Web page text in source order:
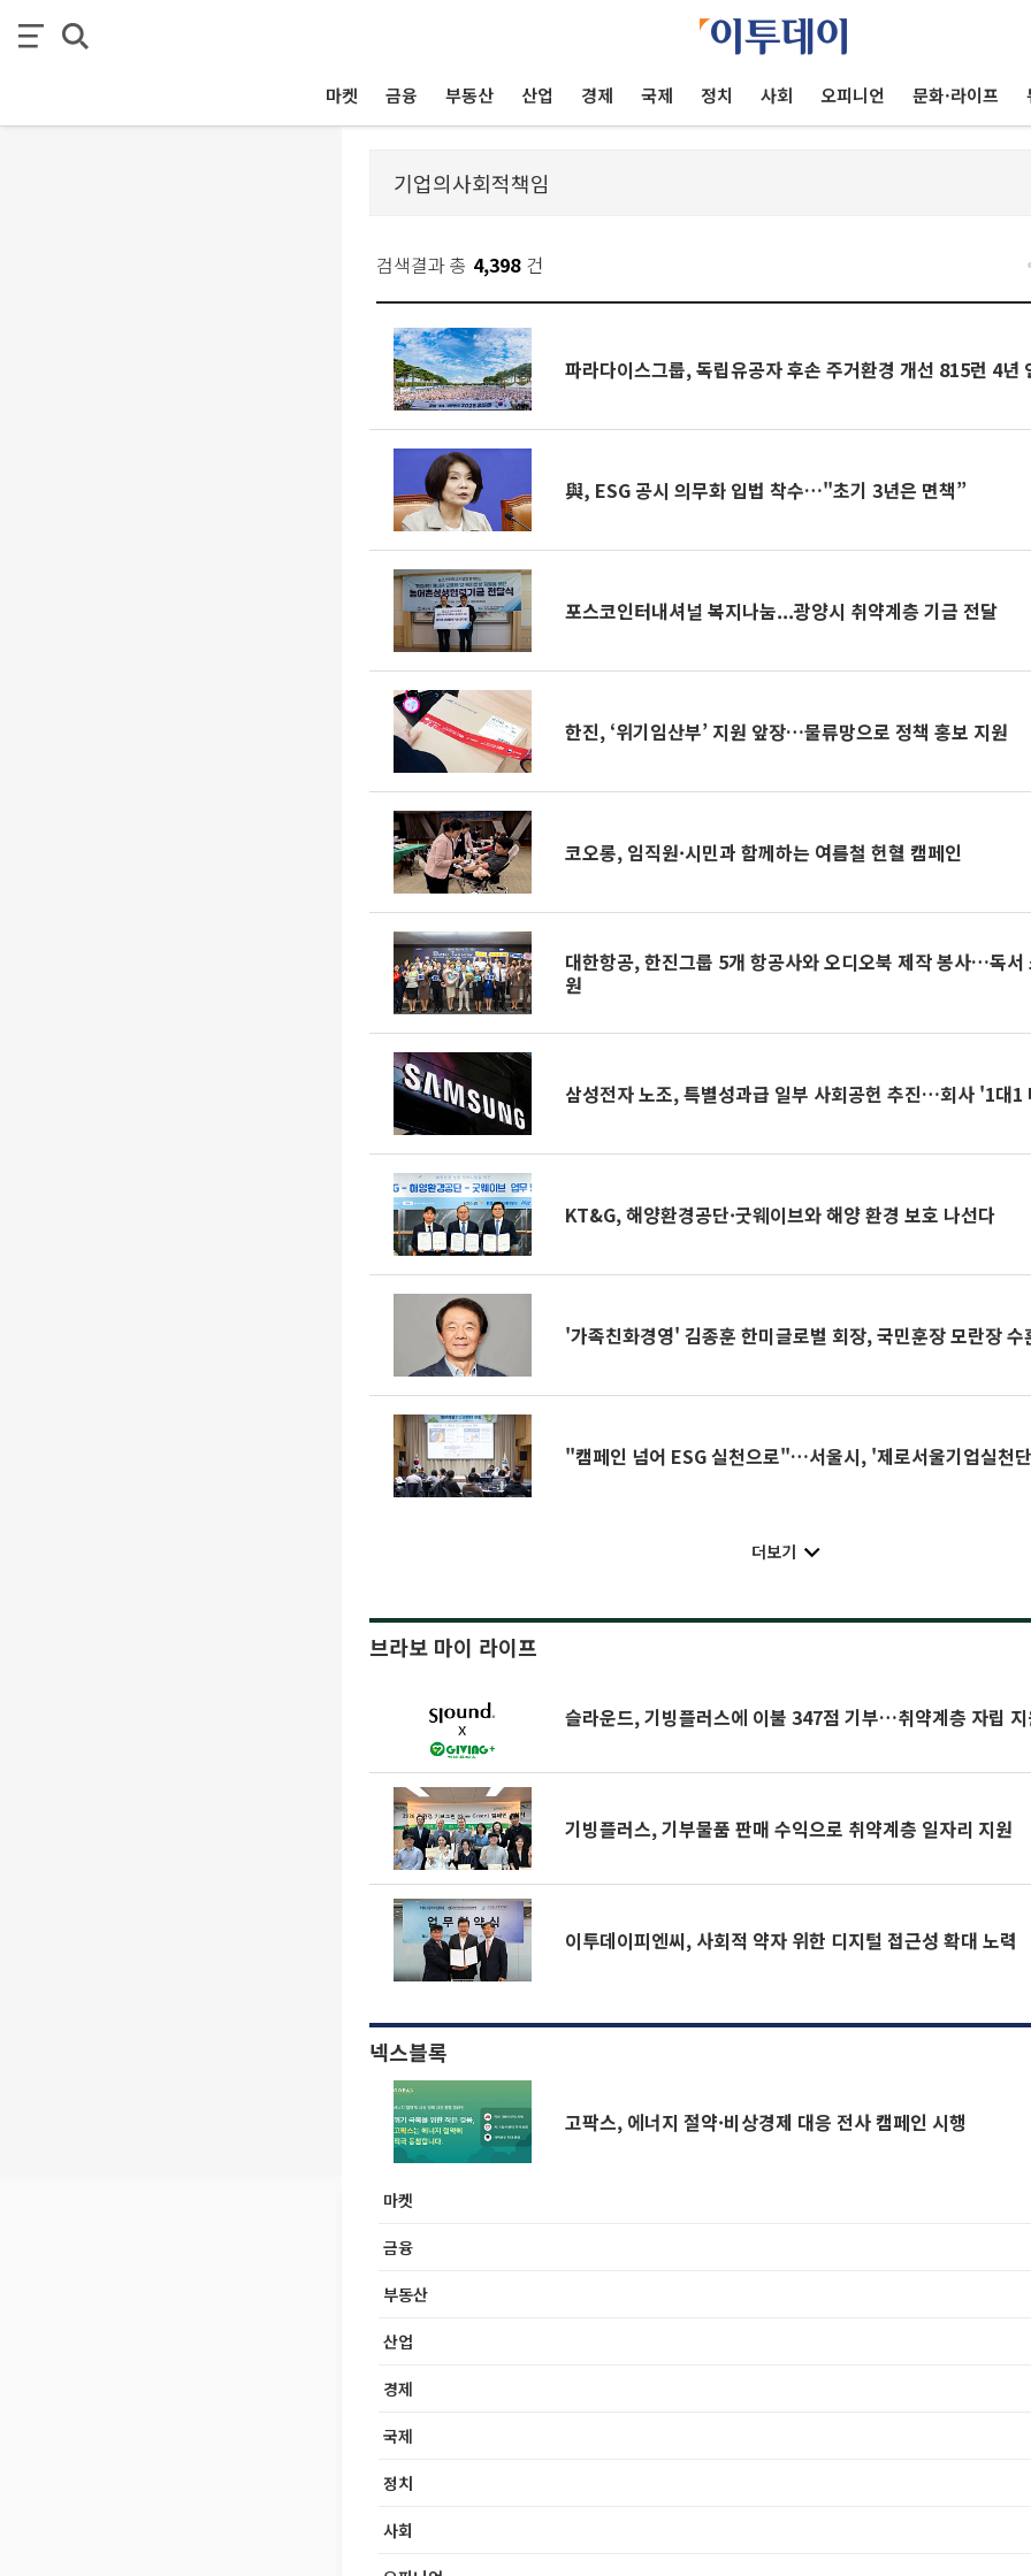
마켓 금융 부동산 산업 경제 국제 정치 사회 오피니언 문화·라이프
검색결과 총 4,398 건
파라다이스그룹, 독립유공자 후손 주거환경 개선 815런 4년
與, ESG 공시 의무화 입법 착수…"초기 3년은 면책”
포스코인터내셔널 복지나눔...광양시 취약계층 기금 전달
한진, ‘위기임산부’ 지원 앞장…물류망으로 정책 홍보 지원
코오롱, 임직원·시민과 함께하는 여름철 헌혈 캠페인
대한항공, 한진그룹 5개 항공사와 오디오북 제작 봉사…독서
원
삼성전자 노조, 특별성과급 일부 사회공헌 추진…회사 '1대1
KT&G, 해양환경공단·굿웨이브와 해양 환경 보호 나선다
'가족친화경영' 김종훈 한미글로벌 회장, 국민훈장 모란장 수
"캠페인 넘어 ESG 실천으로"…서울시, '제로서울기업실천
더보기
브라보 마이 라이프
슬라운드, 기빙플러스에 이불 347점 기부…취약계층 자립
기빙플러스, 기부물품 판매 수익으로 취약계층 일자리 지원
이투데이피엔씨, 사회적 약자 위한 디지털 접근성 확대 노력
넥스블록
고팍스, 에너지 절약·비상경제 대응 전사 캠페인 시행
마켓
금융
부동산
산업
경제
국제
정치
사회